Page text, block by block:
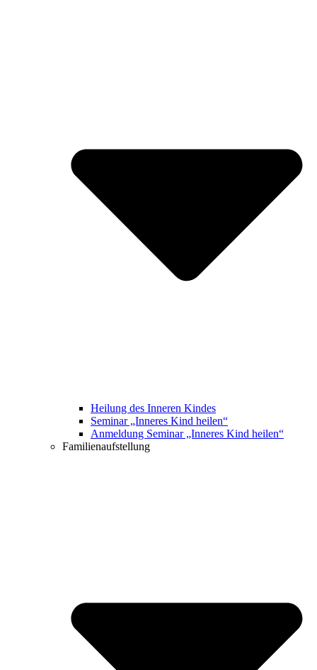
Heilung des Inneren Kindes
Seminar „Inneres Kind heilen“
Anmeldung Seminar „Inneres Kind heilen“
Familienaufstellung